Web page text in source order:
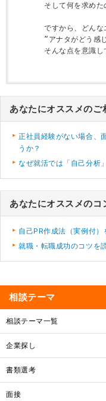
そして何を求めた
ですから、どんな
“アナタがどう感
あなたにオススメのご
正社員経験がない場合、
うか？
なぜ就活では「自己分析
あなたにオススメのコ
自己PR作成法（実例付）
就職・転職成功のコツを
相談テーマ
相談テーマ一覧
企業探し
書類選考
面接